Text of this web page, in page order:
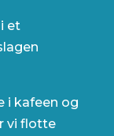
et
i kafeen og
vi flotte